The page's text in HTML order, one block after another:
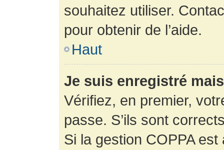
souhaitez utiliser.
pour obtenir de l’aide.
Haut
Je suis enregistré
Vérifiez, en premier,
passe. S’ils sont
Si la gestion COPPA